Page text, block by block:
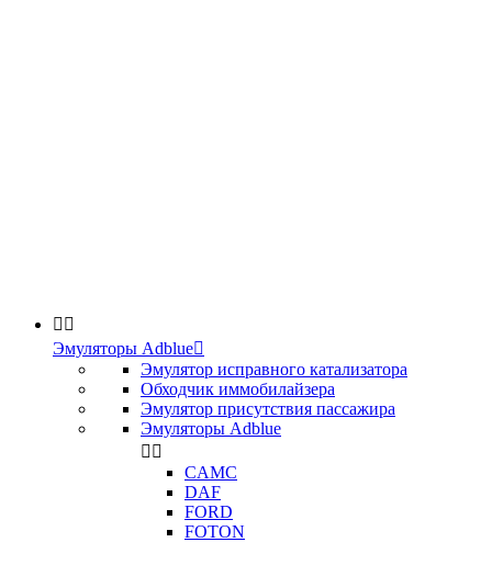
 
Эмуляторы Adblue
Эмулятор исправного катализатора
Обходчик иммобилайзера
Эмулятор присутствия пассажира
Эмуляторы Adblue
 
CAMC
DAF
FORD
FOTON